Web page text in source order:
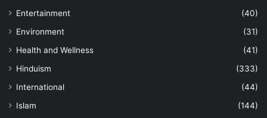
Entertainment
(40)
Environment
(31)
Health and Wellness
(41)
Hinduism
(333)
International
(44)
Islam
(144)